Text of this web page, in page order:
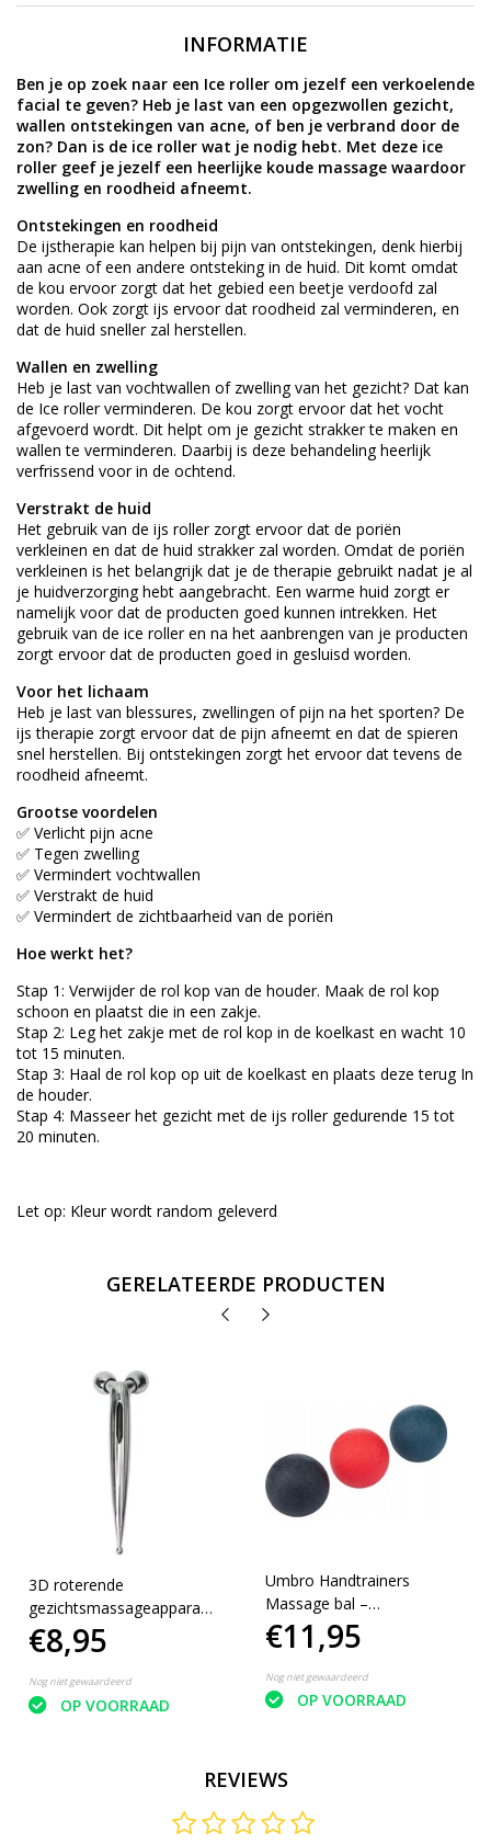
INFORMATIE
Ben je op zoek naar een Ice roller om jezelf een verkoelende
facial te geven? Heb je last van een opgezwollen gezicht,
wallen ontstekingen van acne, of ben je verbrand door de
zon? Dan is de ice roller wat je nodig hebt. Met deze ice
roller geef je jezelf een heerlijke koude massage waardoor
zwelling en roodheid afneemt.
Ontstekingen en roodheid
De ijstherapie kan helpen bij pijn van ontstekingen, denk hierbij
aan acne of een andere ontsteking in de huid. Dit komt omdat
de kou ervoor zorgt dat het gebied een beetje verdoofd zal
worden. Ook zorgt ijs ervoor dat roodheid zal verminderen, en
dat de huid sneller zal herstellen.
Wallen en zwelling
Heb je last van vochtwallen of zwelling van het gezicht? Dat kan
de Ice roller verminderen. De kou zorgt ervoor dat het vocht
afgevoerd wordt. Dit helpt om je gezicht strakker te maken en
wallen te verminderen. Daarbij is deze behandeling heerlijk
verfrissend voor in de ochtend.
Verstrakt de huid
Het gebruik van de ijs roller zorgt ervoor dat de poriën
verkleinen en dat de huid strakker zal worden. Omdat de poriën
verkleinen is het belangrijk dat je de therapie gebruikt nadat je al
je huidverzorging hebt aangebracht. Een warme huid zorgt er
namelijk voor dat de producten goed kunnen intrekken. Het
gebruik van de ice roller en na het aanbrengen van je producten
zorgt ervoor dat de producten goed in gesluisd worden.
Voor het lichaam
Heb je last van blessures, zwellingen of pijn na het sporten? De
ijs therapie zorgt ervoor dat de pijn afneemt en dat de spieren
snel herstellen. Bij ontstekingen zorgt het ervoor dat tevens de
roodheid afneemt.
Grootse voordelen
✅ Verlicht pijn acne
✅ Tegen zwelling
✅ Vermindert vochtwallen
✅ Verstrakt de huid
✅ Vermindert de zichtbaarheid van de poriën
Hoe werkt het?
Stap 1: Verwijder de rol kop van de houder. Maak de rol kop
schoon en plaatst die in een zakje.
Stap 2: Leg het zakje met de rol kop in de koelkast en wacht 10
tot 15 minuten.
Stap 3: Haal de rol kop op uit de koelkast en plaats deze terug In
de houder.
Stap 4: Masseer het gezicht met de ijs roller gedurende 15 tot
20 minuten.
Let op: Kleur wordt random geleverd
GERELATEERDE PRODUCTEN
3D roterende
gezichtsmassageapparaat
Massage Gezicht
€8,95
Nog niet gewaardeerd
OP VOORRAAD
Umbro Handtrainers
Massage bal –
Professionele
Triggerpoint Lacrosse –
set van 3
€11,95
Nog niet gewaardeerd
OP VOORRAAD
REVIEWS